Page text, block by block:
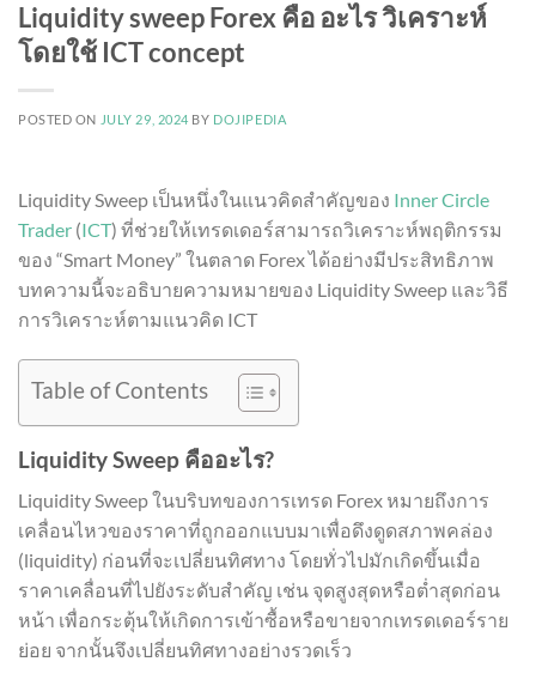
Liquidity sweep Forex คือ อะไร วิเคราะห์
โดยใช้ ICT concept
POSTED ON JULY 29, 2024 BY DOJIPEDIA
Liquidity Sweep เป็นหนึ่งในแนวคิดสำคัญของ Inner Circle
Trader (ICT) ที่ช่วยให้เทรดเดอร์สามารถวิเคราะห์พฤติกรรม
ของ “Smart Money” ในตลาด Forex ได้อย่างมีประสิทธิภาพ
บทความนี้จะอธิบายความหมายของ Liquidity Sweep และวิธี
การวิเคราะห์ตามแนวคิด ICT
Table of Contents
Liquidity Sweep คืออะไร?
Liquidity Sweep ในบริบทของการเทรด Forex หมายถึงการ
เคลื่อนไหวของราคาที่ถูกออกแบบมาเพื่อดึงดูดสภาพคล่อง
(liquidity) ก่อนที่จะเปลี่ยนทิศทาง โดยทั่วไปมักเกิดขึ้นเมื่อ
ราคาเคลื่อนที่ไปยังระดับสำคัญ เช่น จุดสูงสุดหรือต่ำสุดก่อน
หน้า เพื่อกระตุ้นให้เกิดการเข้าซื้อหรือขายจากเทรดเดอร์ราย
ย่อย จากนั้นจึงเปลี่ยนทิศทางอย่างรวดเร็ว